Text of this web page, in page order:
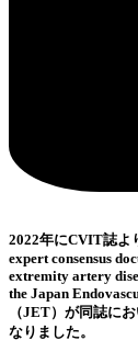
2022年にCVIT誌よ
expert consensus
extremity artery
the Japan
（JET）が同誌に
なりました。